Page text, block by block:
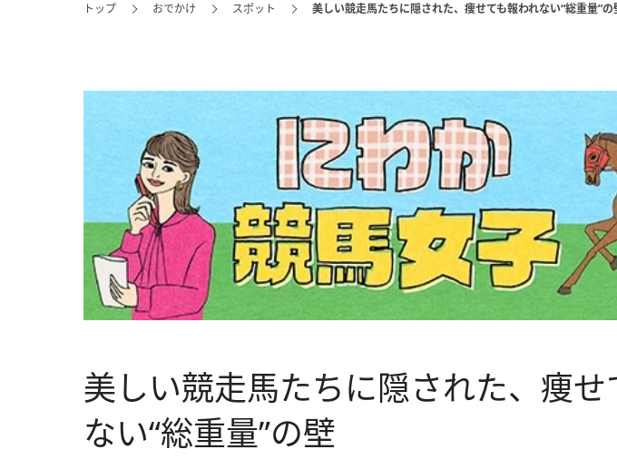
トップ おでかけ スポット 美しい競走馬たちに隠された、痩せても報われない“総重量”の
美しい競走馬たちに隠された、痩せ
ない“総重量”の壁